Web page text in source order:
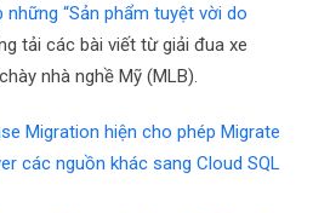
những “Sản phẩm tuyệt vời do
tải các bài viết từ giải đua xe
nhà nghề Mỹ (MLB).
Migration hiện cho phép Migrate
các nguồn khác sang Cloud SQL